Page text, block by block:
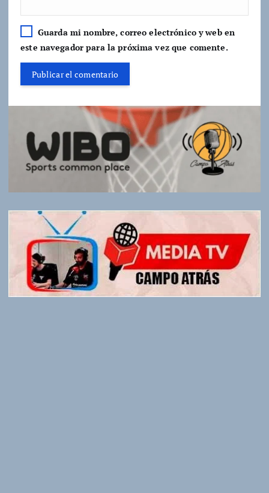
Guarda mi nombre, correo electrónico y web en
este navegador para la próxima vez que comente.